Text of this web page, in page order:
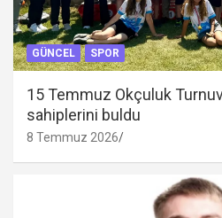
GÜNCEL SPOR
15 Temmuz Okçuluk
sahiplerini buldu
8 Temmuz 2026